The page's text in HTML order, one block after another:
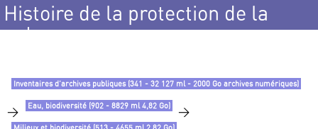
Histoire de la protection de la
nature
Inventaires d’archives publiques (341 - 32 127 ml - 2000 Go archives numériques)
> Eau, biodiversité (902 - 8829 ml 4,82 Go) >